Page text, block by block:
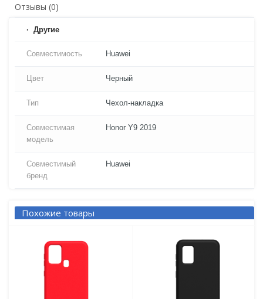
Отзывы (0)
Другие
Совместимость Huawei
Цвет Черный
Тип Чехол-накладка
Совместимая
модель
Honor Y9 2019
Совместимый
бренд
Huawei
Похожие товары